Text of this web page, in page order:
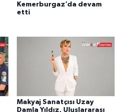
Kemerburgaz’da devam
etti
Makyaj Sanatçısı Uzay
Damla Yıldız, Uluslararası